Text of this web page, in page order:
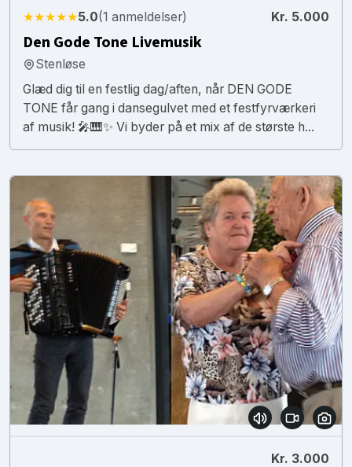
★★★★★5.0(1 anmeldelser) Kr. 5.000
Den Gode Tone Livemusik
Stenløse
Glæd dig til en festlig dag/aften, når DEN GODE
TONE får gang i dansegulvet med et festfyrværkeri
af musik! 🎤🎹✨ Vi byder på et mix af de største h...
Kr. 3.000